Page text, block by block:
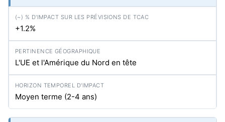
+1.2%
L'UE et l'Amérique du Nord en tête
Moyen terme (2-4 ans)